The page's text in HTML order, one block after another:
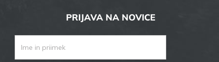
PRIJAVA NA NOVICE